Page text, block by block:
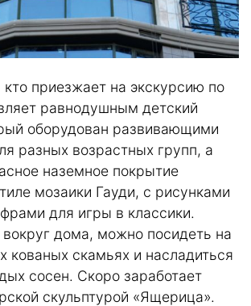
кто приезжает на экскурсию по
равнодушным детский
оборудован развивающими
разных возрастных групп, а
наземное покрытие
мозаики Гауди, с рисунками
для игры в классики.
вокруг дома, можно посидеть на
кованых скамьях и насладиться
сосен. Скоро заработает
скульптурой «Ящерица».